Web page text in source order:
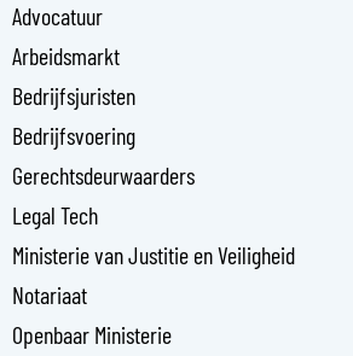
d
i
n
-
i
n
Advocatuur
Arbeidsmarkt
Bedrijfsjuristen
Bedrijfsvoering
Gerechtsdeurwaarders
Legal Tech
Ministerie van Justitie en Veiligheid
Notariaat
Openbaar Ministerie